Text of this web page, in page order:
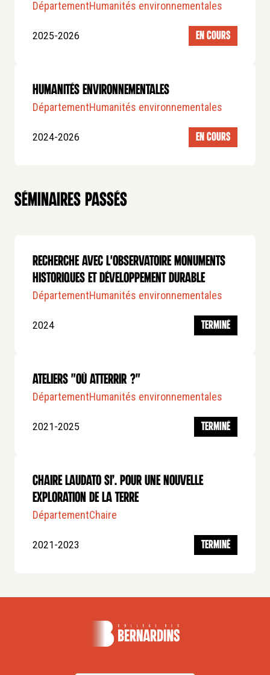
DépartementHumanités environnementales
2025-2026 EN COURS
Humanités environnementales
DépartementHumanités environnementales
2024-2026 EN COURS
Séminaires passés
Recherche avec L'Observatoire monuments
historiques et développement durable
DépartementHumanités environnementales
2024 TERMINÉ
Ateliers "Où Atterrir ?"
DépartementHumanités environnementales
2021-2025 TERMINÉ
Chaire Laudato si’. Pour une nouvelle
exploration de la Terre
DépartementChaire
2021-2023 TERMINÉ